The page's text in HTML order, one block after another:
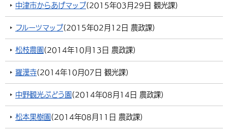
買う・おみやげ 四季のイベント・祭り
移住・定住
地方創生・地域活性化 広報・広聴
行政・計画
中津市からあげマップ(2015年03月29日 観光課)
フルーツマップ(2015年02月12日 農政課)
松枝農園(2014年10月13日 農政課)
羅漢寺(2014年10月07日 観光課)
中野観光ぶどう園(2014年08月14日 農政課)
松本果樹園(2014年08月11日 農政課)